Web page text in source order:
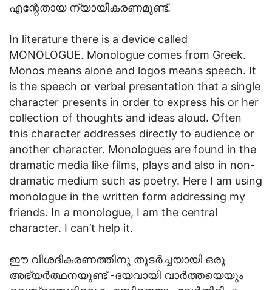
എന്റേതായ ന്യായീകരണമുണ്ട്.
In literature there is a device called
MONOLOGUE. Monologue comes from Greek.
Monos means alone and logos means speech. It
is the speech or verbal presentation that a single
character presents in order to express his or her
collection of thoughts and ideas aloud. Often
this character addresses directly to audience or
another character. Monologues are found in the
dramatic media like films, plays and also in non-
dramatic medium such as poetry. Here I am using
monologue in the written form addressing my
friends. In a monologue, I am the central
character. I can’t help it.
ഈ വിശദീകരണത്തിനു തുടര്‍ച്ചയായി ഒരു
അഭ്യര്‍ത്ഥനയുണ്ട് -ദയവായി വാര്‍ത്തയെയും